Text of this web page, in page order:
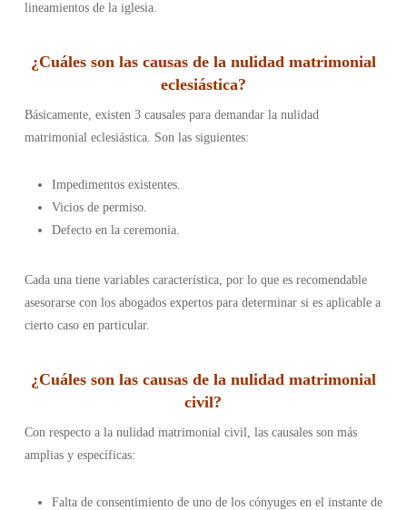
lineamientos de la iglesia.
¿Cuáles son las causas de la nulidad matrimonial
eclesiástica?
Básicamente, existen 3 causales para demandar la nulidad
matrimonial eclesiástica. Son las siguientes:
Impedimentos existentes.
Vicios de permiso.
Defecto en la ceremonia.
Cada una tiene variables característica, por lo que es recomendable
asesorarse con los abogados expertos para determinar si es aplicable a
cierto caso en particular.
¿Cuáles son las causas de la nulidad matrimonial
civil?
Con respecto a la nulidad matrimonial civil, las causales son más
amplias y específicas:
Falta de consentimiento de uno de los cónyuges en el instante de